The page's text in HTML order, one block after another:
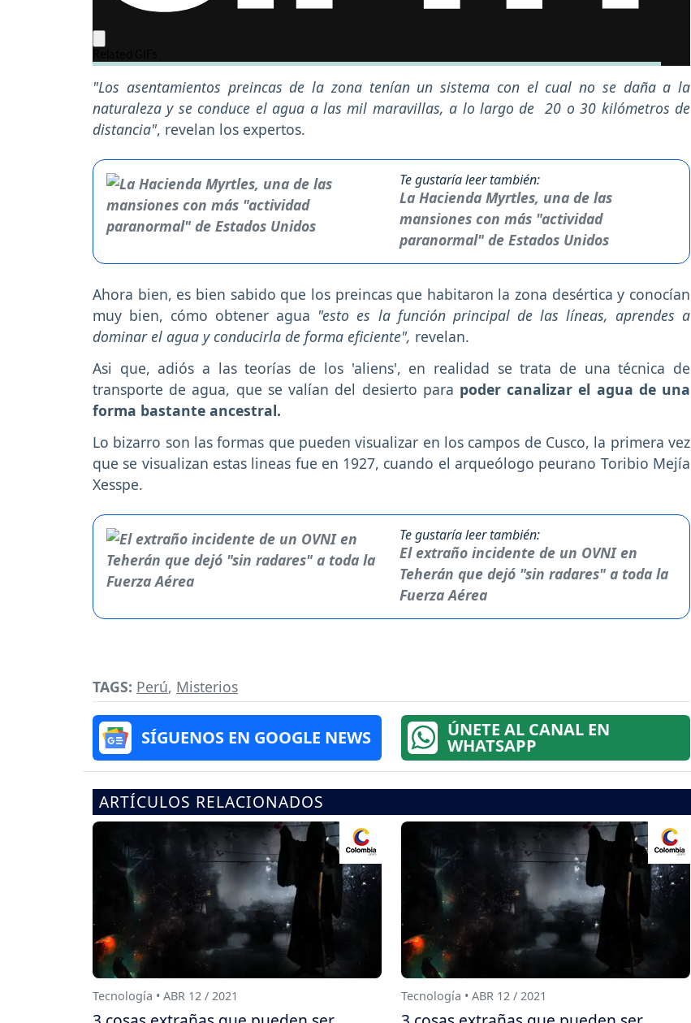
"Los asentamientos preincas de la zona tenían un sistema con el cual no se daña a la
naturaleza y se conduce el agua a las mil maravillas, a lo largo de 20 o 30 kilómetros de
distancia", revelan los expertos.
Te gustaría leer también:
La Hacienda Myrtles, una de las
mansiones con más "actividad
paranormal" de Estados Unidos
Ahora bien, es bien sabido que los preincas que habitaron la zona desértica y conocían
muy bien, cómo obtener agua "esto es la función principal de las líneas, aprendes a
dominar el agua y conducirla de forma eficiente", revelan.
Asi que, adiós a las teorías de los 'aliens', en realidad se trata de una técnica de
transporte de agua, que se valían del desierto para poder canalizar el agua de una
forma bastante ancestral.
Lo bizarro son las formas que pueden visualizar en los campos de Cusco, la primera vez
que se visualizan estas lineas fue en 1927, cuando el arqueólogo peurano Toribio Mejía
Xesspe.
Te gustaría leer también:
El extraño incidente de un OVNI en
Teherán que dejó "sin radares" a toda la
Fuerza Aérea
TAGS: Perú, Misterios
SÍGUENOS EN GOOGLE NEWS ÚNETE AL CANAL EN
WHATSAPP
ARTÍCULOS RELACIONADOS
Tecnología • ABR 12 / 2021 Tecnología • ABR 12 / 2021